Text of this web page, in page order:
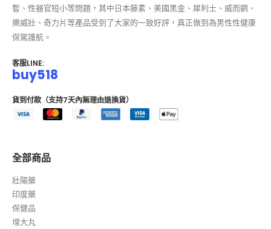
暫、性器官短小等問題，其中日本藤素、美國黑金、犀利士、威而鋼、
樂威壯、奇力片等產品受到了大家的一致好評，真正做到為男性性健康
保駕護航。
客服LINE:
buy518
貨到付款（支持7天內無理由退換貨）
全部商品
壯陽藥
印度藥
保健品
增大丸